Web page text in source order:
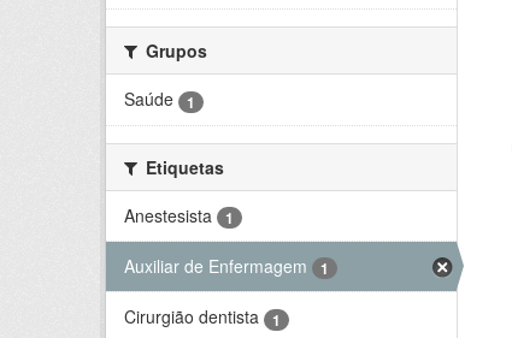
Grupos
Saúde
1
Etiquetas
Anestesista
1
Auxiliar de Enfermagem 1
Cirurgião dentista 1